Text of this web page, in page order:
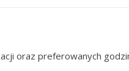
oraz preferowanych